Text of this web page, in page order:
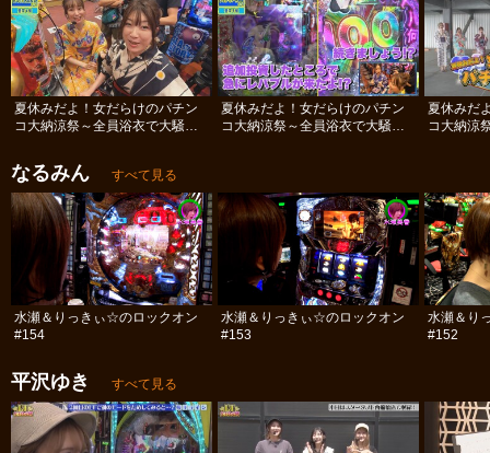
夏休みだよ！女だらけのパチン
コ大納涼祭～全員浴衣で大騒ぎ
夏休みだよ！女だらけのパチン
コ大納涼祭～全員浴衣で大騒ぎ
夏休みだ
コ大納涼
なるみん すべて見る
水瀬＆りっきぃ☆のロックオン
#154
水瀬＆りっきぃ☆のロックオン
#153
水瀬＆り
#152
平沢ゆき すべて見る